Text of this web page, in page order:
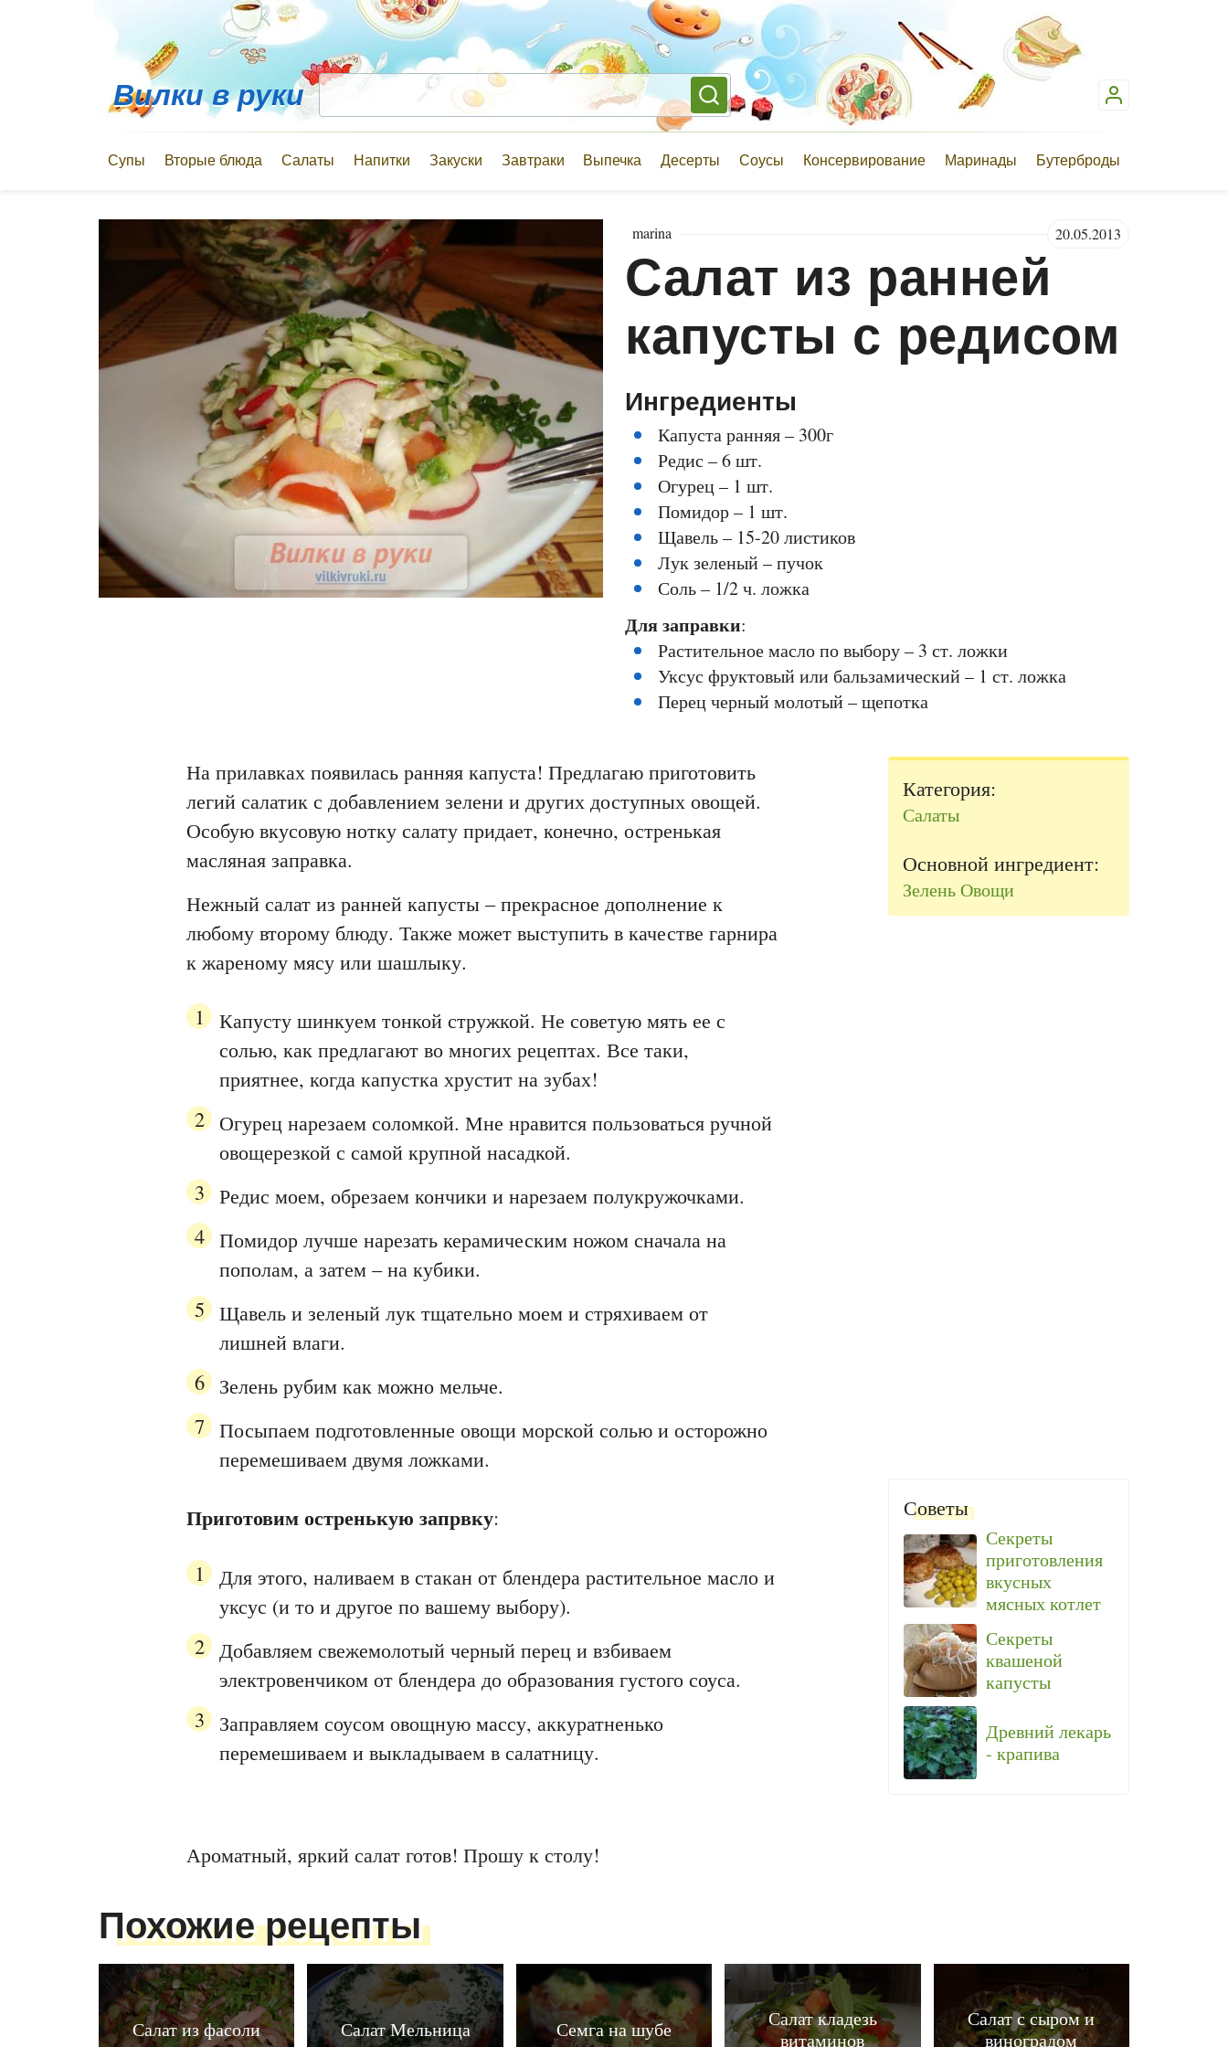
Вилки в руки
Супы Вторые блюда Салаты Напитки Закуски Завтраки Выпечка Десерты Соусы Консервирование Маринады Бутерброды
marina 20.05.2013
Салат из ранней
капусты с редисом
Ингредиенты
Капуста ранняя – 300г
Редис – 6 шт.
Огурец – 1 шт.
Помидор – 1 шт.
Щавель – 15-20 листиков
Лук зеленый – пучок
Соль – 1/2 ч. ложка
Для заправки:
Растительное масло по выбору – 3 ст. ложки
Уксус фруктовый или бальзамический – 1 ст. ложка
Перец черный молотый – щепотка
На прилавках появилась ранняя капуста! Предлагаю приготовить
легий салатик с добавлением зелени и других доступных овощей.
Особую вкусовую нотку салату придает, конечно, остренькая
масляная заправка.
Нежный салат из ранней капусты – прекрасное дополнение к
любому второму блюду. Также может выступить в качестве гарнира
к жареному мясу или шашлыку.
Капусту шинкуем тонкой стружкой. Не советую мять ее с
солью, как предлагают во многих рецептах. Все таки,
приятнее, когда капустка хрустит на зубах!
Огурец нарезаем соломкой. Мне нравится пользоваться ручной
овощерезкой с самой крупной насадкой.
Редис моем, обрезаем кончики и нарезаем полукружочками.
Помидор лучше нарезать керамическим ножом сначала на
пополам, а затем – на кубики.
Щавель и зеленый лук тщательно моем и стряхиваем от
лишней влаги.
Зелень рубим как можно мельче.
Посыпаем подготовленные овощи морской солью и осторожно
перемешиваем двумя ложками.
Приготовим остренькую запрвку:
Для этого, наливаем в стакан от блендера растительное масло и
уксус (и то и другое по вашему выбору).
Добавляем свежемолотый черный перец и взбиваем
электровенчиком от блендера до образования густого соуса.
Заправляем соусом овощную массу, аккуратненько
перемешиваем и выкладываем в салатницу.
Ароматный, яркий салат готов! Прошу к столу!
Категория:
Салаты
Основной ингредиент:
ЗеленьОвощи
Советы
Секреты
приготовления
вкусных
мясных котлет
Секреты
квашеной
капусты
Древний лекарь
- крапива
Похожие рецепты
Салат из фасоли Салат Мельница Семга на шубе
Салат кладезь
витаминов
Салат с сыром и
виноградом